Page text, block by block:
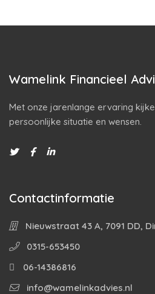
Wamelink Financieel
Met onze jarenlange ervaring
persoonlijke situatie en wensen.
Contactinformatie
Nieuwstraat 43 A, 7091 DD,
0315-653450
06-14386816
info@wamelinkadvies.nl